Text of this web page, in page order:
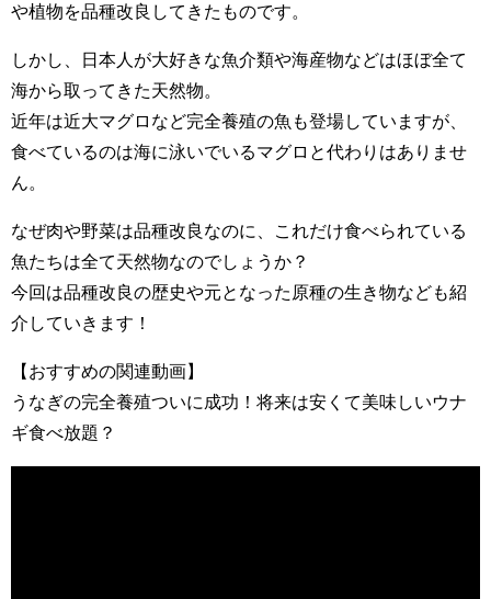
や植物を品種改良してきたものです。
しかし、日本人が大好きな魚介類や海産物などはほぼ全て
海から取ってきた天然物。
近年は近大マグロなど完全養殖の魚も登場していますが、
食べているのは海に泳いでいるマグロと代わりはありませ
ん。
なぜ肉や野菜は品種改良なのに、これだけ食べられている
魚たちは全て天然物なのでしょうか？
今回は品種改良の歴史や元となった原種の生き物なども紹
介していきます！
【おすすめの関連動画】
うなぎの完全養殖ついに成功！将来は安くて美味しいウナ
ギ食べ放題？